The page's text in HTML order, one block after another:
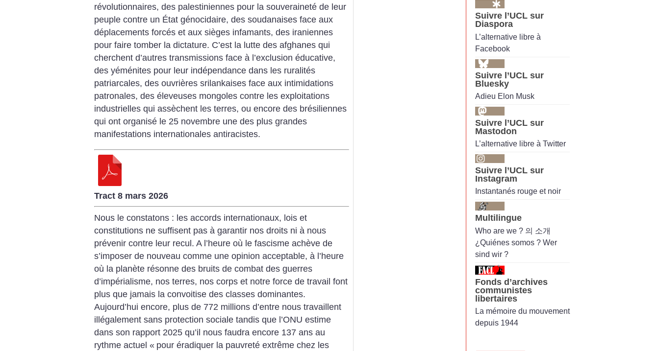
révolutionnaires, des palestiniennes pour la souveraineté de leur
peuple contre un État génocidaire, des soudanaises face aux
déplacements forcés et aux sièges infamants, des iraniennes
pour faire tomber la dictature. C’est la lutte des afghanes qui
cherchent d’autres transmissions face à l’exclusion éducative,
des yéménites pour leur indépendance dans les ruralités
patriarcales, des ouvrières srilankaises face aux intimidations
patronales, des éleveuses mongoles contre les exploitations
industrielles qui assèchent les terres, ou encore des brésiliennes
qui ont organisé le 25 novembre une des plus grandes
manifestations internationales antiracistes.
Tract 8 mars 2026
Nous le constatons : les accords internationaux, lois et
constitutions ne suffisent pas à garantir nos droits ni à nous
prévenir contre leur recul. A l’heure où le fascisme achève de
s’imposer de nouveau comme une opinion acceptable, à l’heure
où la planète résonne des bruits de combat des guerres
d’impérialisme, nos terres, nos corps et notre force de travail font
plus que jamais la convoitise des classes dominantes.
Aujourd’hui encore, plus de 772 millions d’entre nous travaillent
illégalement sans protection sociale tandis que l’ONU estime
dans son rapport 2025 qu’il nous faudra encore 137 ans au
rythme actuel « pour éradiquer la pauvreté extrême chez les
Suivre l’UCL sur
Diaspora
L’alternative libre à
Facebook
Suivre l’UCL sur
Bluesky
Adieu Elon Musk
Suivre l’UCL sur
Mastodon
L’alternative libre à Twitter
Suivre l’UCL sur
Instagram
Instantanés rouge et noir
Multilingue
Who are we ? 의 소개
¿Quiénes somos ? Wer
sind wir ?
Fonds d’archives
communistes
libertaires
La mémoire du mouvement
depuis 1944